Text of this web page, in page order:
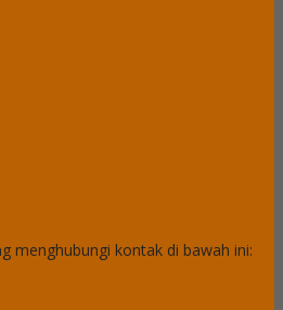
menghubungi kontak di bawah ini: